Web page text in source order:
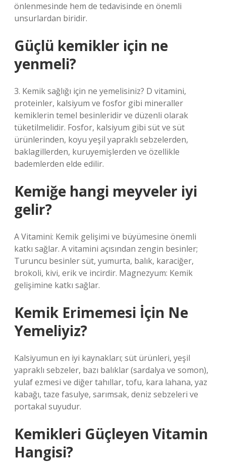
önlenmesinde hem de tedavisinde en önemli
unsurlardan biridir.
Güçlü kemikler için ne
yenmeli?
3. Kemik sağlığı için ne yemelisiniz? D vitamini,
proteinler, kalsiyum ve fosfor gibi mineraller
kemiklerin temel besinleridir ve düzenli olarak
tüketilmelidir. Fosfor, kalsiyum gibi süt ve süt
ürünlerinden, koyu yeşil yapraklı sebzelerden,
baklagillerden, kuruyemişlerden ve özellikle
bademlerden elde edilir.
Kemiğe hangi meyveler iyi
gelir?
A Vitamini: Kemik gelişimi ve büyümesine önemli
katkı sağlar. A vitamini açısından zengin besinler;
Turuncu besinler süt, yumurta, balık, karaciğer,
brokoli, kivi, erik ve incirdir. Magnezyum: Kemik
gelişimine katkı sağlar.
Kemik Erimemesi İçin Ne
Yemeliyiz?
Kalsiyumun en iyi kaynakları; süt ürünleri, yeşil
yapraklı sebzeler, bazı balıklar (sardalya ve somon),
yulaf ezmesi ve diğer tahıllar, tofu, kara lahana, yaz
kabağı, taze fasulye, sarımsak, deniz sebzeleri ve
portakal suyudur.
Kemikleri Güçleyen Vitamin
Hangisi?